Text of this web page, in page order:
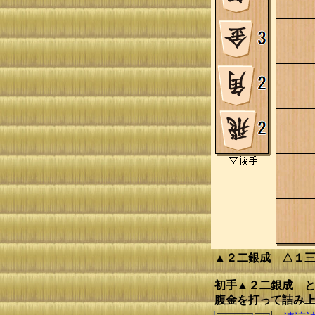
▲２二銀成 △１
初手▲２二銀成 と
腹金を打って詰み